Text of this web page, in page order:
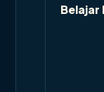
Belajar